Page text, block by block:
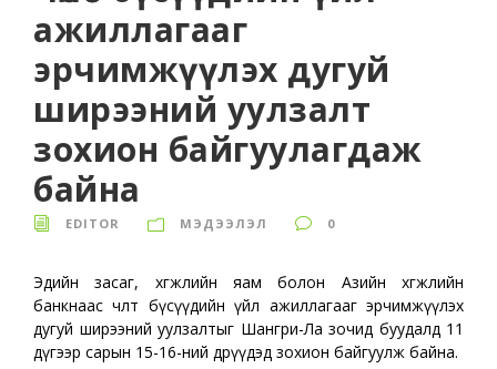
ажиллагааг
эрчимжүүлэх дугуй
ширээний уулзалт
зохион байгуулагдаж
байна
EDITOR МЭДЭЭЛЭЛ 0
Эдийн засаг, хөгжлийн яам болон Азийн хөгжлийн
банкнаас чөлөөт бүсүүдийн үйл ажиллагааг эрчимжүүлэх
дугуй ширээний уулзалтыг Шангри-Ла зочид буудалд 11
дүгээр сарын 15-16-ний өдрүүдэд зохион байгуулж байна.